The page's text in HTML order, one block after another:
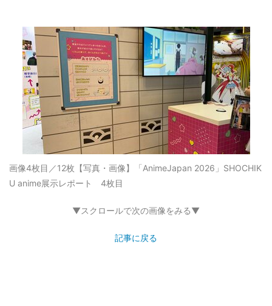
画像4枚目／12枚 【写真・画像】「AnimeJapan 2026」SHOCHIK
U anime展示レポート 4枚目
▼スクロールで次の画像をみる▼
記事に戻る